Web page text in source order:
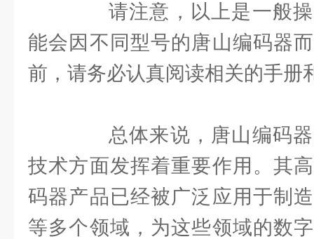
请注意，以上是一般操
能会因不同型号的唐山编码器
前，请务必认真阅读相关的手册
总体来说，唐山编码器
技术方面发挥着重要作用。其
码器产品已经被广泛应用于制
等多个领域，为这些领域的数